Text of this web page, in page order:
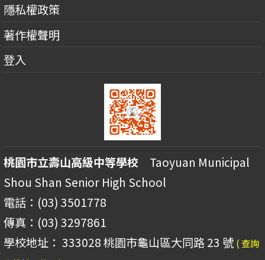
隱私權政策
著作權聲明
登入
桃園市立壽山高級中等學校 Taoyuan Municipal
Shou Shan Senior High School
電話：(03) 3501778
傳真：(03) 3297861
學校地址： 333028 桃園市龜山區大同路 23 號 ( 查詢